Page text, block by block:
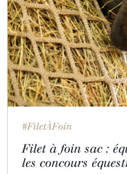
#FiletÀFoin
Filet à foin sac :
les concours